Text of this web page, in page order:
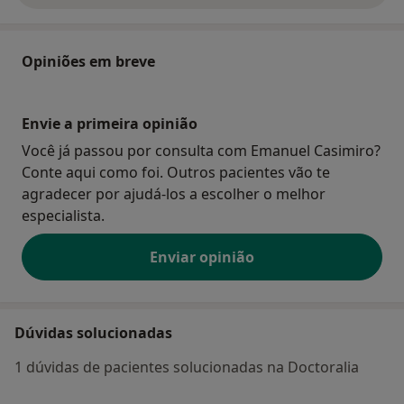
Opiniões em breve
Envie a primeira opinião
Você já passou por consulta com Emanuel Casimiro?
Conte aqui como foi. Outros pacientes vão te
agradecer por ajudá-los a escolher o melhor
especialista.
Enviar opinião
Dúvidas solucionadas
1 dúvidas de pacientes solucionadas na Doctoralia